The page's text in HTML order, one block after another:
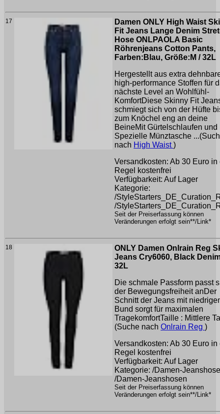
17
Damen ONLY High Waist
Fit Jeans Lange Denim
Hose ONLPAOLA Basic
Röhrenjeans Cotton Pants,
Farben:Blau, Größe:M / 32L
Hergestellt aus extra
high-performance Stoffen für
nächste Level an Wohlfühl-
KomfortDiese Skinny Fit
schmiegt sich von der Hüfte
zum Knöchel eng an deine
BeineMit Gürtelschlaufen und
Spezielle Münztasche
nach High Waist)
Versandkosten: Ab 30 Euro in
Regel kostenfrei
Verfügbarkeit: Auf Lager
Kategorie:
/
/
Seit der Preiserfassung können
Veränderungen erfolgt sein**/Link*
18
ONLY Damen Onlrain Reg
Jeans Cry6060, Black
32L
Die schmale Passform passt
der Bewegungsfreiheit anDer
Schnitt der Jeans mit
Bund sorgt für maximalen
TragekomfortTaille : Mittlere
(Suche nach Onlrain Reg )
Versandkosten: Ab 30 Euro in
Regel kostenfrei
Verfügbarkeit: Auf Lager
Kategorie: /Damen-
/Damen-Jeanshosen
Seit der Preiserfassung können
Veränderungen erfolgt sein**/Link*